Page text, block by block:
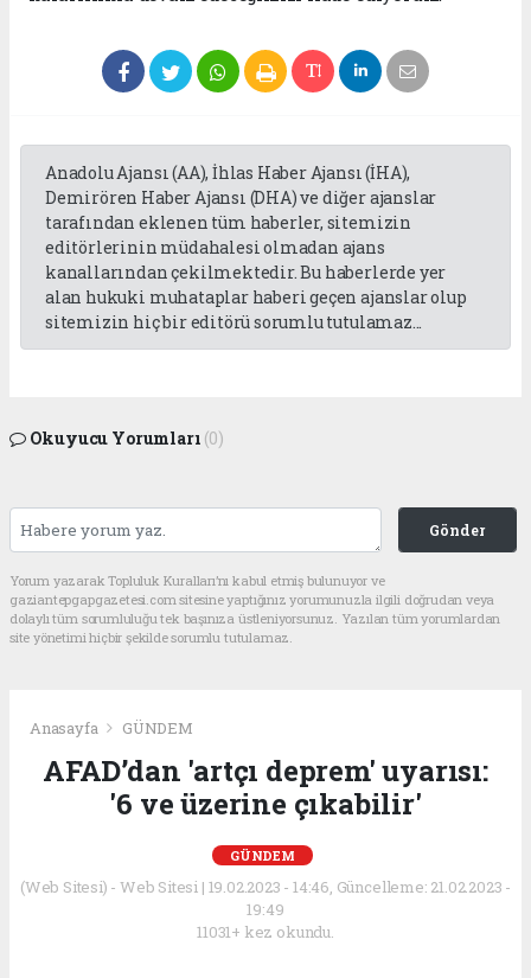
Anadolu Ajansı (AA), İhlas Haber Ajansı (İHA),
Demirören Haber Ajansı (DHA) ve diğer ajanslar
tarafından eklenen tüm haberler, sitemizin
editörlerinin müdahalesi olmadan ajans
kanallarından çekilmektedir. Bu haberlerde yer
alan hukuki muhataplar haberi geçen ajanslar olup
sitemizin hiç bir editörü sorumlu tutulamaz...
Okuyucu Yorumları (0)
Gönder
Yorum yazarak Topluluk Kuralları’nı kabul etmiş bulunuyor ve
gaziantepgapgazetesi.com sitesine yaptığınız yorumunuzla ilgili doğrudan veya
dolaylı tüm sorumluluğu tek başınıza üstleniyorsunuz. Yazılan tüm yorumlardan
site yönetimi hiçbir şekilde sorumlu tutulamaz.
Anasayfa GÜNDEM
AFAD’dan 'artçı deprem' uyarısı:
'6 ve üzerine çıkabilir'
GÜNDEM
(Web Sitesi) - Web Sitesi | 19.02.2023 - 14:46, Güncelleme: 21.02.2023 -
19:49
11031+ kez okundu.